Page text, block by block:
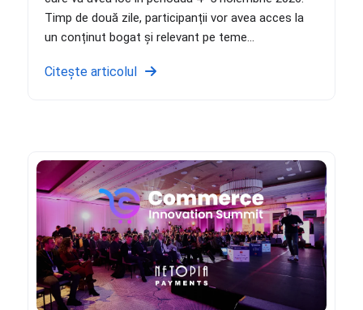
Timp de două zile, participanții vor avea acces la
un conținut bogat și relevant pe teme...
Citește articolul